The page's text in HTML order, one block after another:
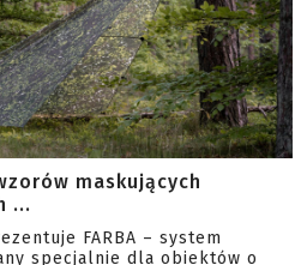
maskujących
...
FARBA – system
specjalnie dla obiektów o